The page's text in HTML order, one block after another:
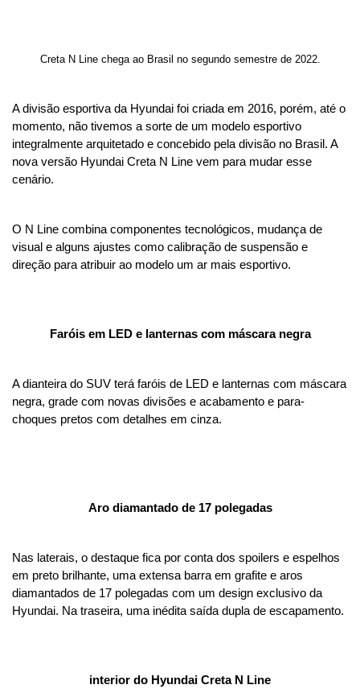
Creta N Line chega ao Brasil no segundo semestre de 2022.
A divisão esportiva da Hyundai foi criada em 2016, porém, até o
momento, não tivemos a sorte de um modelo esportivo
integralmente arquitetado e concebido pela divisão no Brasil. A
nova versão Hyundai Creta N Line vem para mudar esse
cenário.
O N Line combina componentes tecnológicos, mudança de
visual e alguns ajustes como calibração de suspensão e
direção para atribuir ao modelo um ar mais esportivo.
Faróis em LED e lanternas com máscara negra
A dianteira do SUV terá faróis de LED e lanternas com máscara
negra, grade com novas divisões e acabamento e para-
choques pretos com detalhes em cinza.
Aro diamantado de 17 polegadas
Nas laterais, o destaque fica por conta dos spoilers e espelhos
em preto brilhante, uma extensa barra em grafite e aros
diamantados de 17 polegadas com um design exclusivo da
Hyundai. Na traseira, uma inédita saída dupla de escapamento.
interior do Hyundai Creta N Line